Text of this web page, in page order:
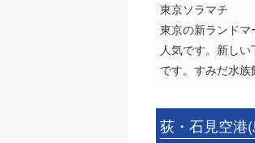
東京ソラマチ
東京の新ランド
人気です。新し
です。すみだ水族
荻・石見空港